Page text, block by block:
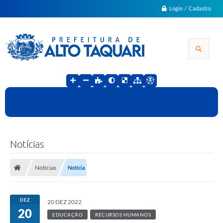
Login / Cadastro
Notícias
Notícias Notícia
DEZ
20
20 DEZ 2022
EDUCAÇÃO RECURSOS HUMANOS